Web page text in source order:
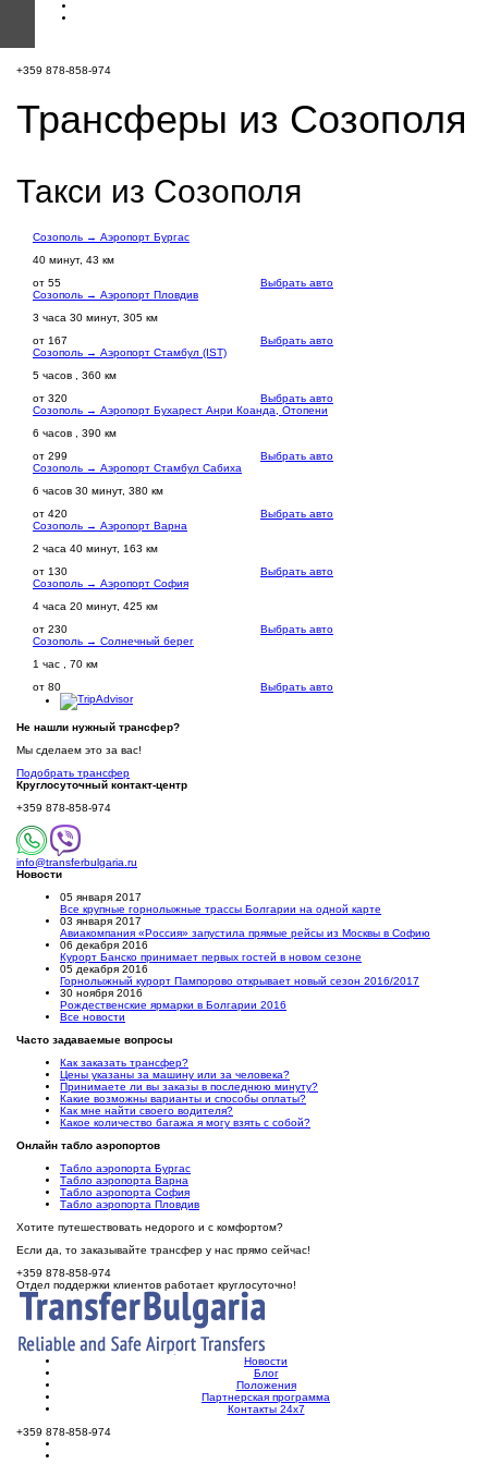
+359 878-858-974
Трансферы из Созополя
Такси из Созополя
Созополь → Аэропорт Бургас
40 минут, 43 км
от 55
Выбрать авто
Созополь → Аэропорт Пловдив
3 часа 30 минут, 305 км
от 167
Выбрать авто
Созополь → Аэропорт Стамбул (IST)
5 часов , 360 км
от 320
Выбрать авто
Созополь → Аэропорт Бухарест Анри Коанда, Отопени
6 часов , 390 км
от 299
Выбрать авто
Созополь → Аэропорт Стамбул Сабиха
6 часов 30 минут, 380 км
от 420
Выбрать авто
Созополь → Аэропорт Варна
2 часа 40 минут, 163 км
от 130
Выбрать авто
Созополь → Аэропорт София
4 часа 20 минут, 425 км
от 230
Выбрать авто
Созополь → Солнечный берег
1 час , 70 км
от 80
Выбрать авто
Не нашли нужный трансфер?
Мы сделаем это за вас!
Подобрать трансфер
Круглосуточный контакт-центр
+359 878-858-974
info@transferbulgaria.ru
Новости
05 января 2017
Все крупные горнолыжные трассы Болгарии на одной карте
03 января 2017
Авиакомпания «Россия» запустила прямые рейсы из Москвы в Софию
06 декабря 2016
Курорт Банско принимает первых гостей в новом сезоне
05 декабря 2016
Горнолыжный курорт Пампорово открывает новый сезон 2016/2017
30 ноября 2016
Рождественские ярмарки в Болгарии 2016
Все новости
Часто задаваемые вопросы
Как заказать трансфер?
Цены указаны за машину или за человека?
Принимаете ли вы заказы в последнюю минуту?
Какие возможны варианты и способы оплаты?
Как мне найти своего водителя?
Какое количество багажа я могу взять с собой?
Онлайн табло аэропортов
Табло аэропорта Бургас
Табло аэропорта Варна
Табло аэропорта София
Табло аэропорта Пловдив
Хотите путешествовать недорого и с комфортом?
Если да, то заказывайте трансфер у нас прямо сейчас!
+359 878-858-974
Отдел поддержки клиентов работает круглосуточно!
Новости
Блог
Положения
Партнерская программа
Контакты 24х7
+359 878-858-974